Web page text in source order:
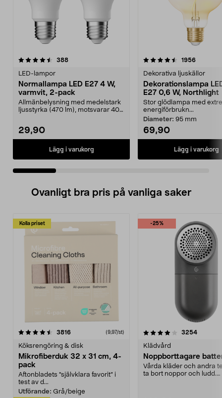
388recensioner
LED-lampor
Normallampa LED E27 4 W,
varmvit, 2-pack
Allmänbelysning med medelstark
ljusstyrka (470 lm), motsvarar 40
29,90
Lägg i varukorg
4.5 av 5 stjärnor 1956
Dekorativa ljuskällor
Dekorationslampa
E27 0,6 W, Northlight
Stor glödlampa med
energiförbrukn...
Diameter: 95 mm
69,90
Lägg i varukorg
4.5 av 5 stjärnor
Ovanligt bra pris på vanliga saker
Kolla priset
3816recensioner (9,97/st)
Köksrengöring & disk
Mikrofiberduk 32 x 31 cm, 4-
pack
Aftonbladets "självklara favorit” i
test av d...
Utförande: Grå/beige
-25%
4.0av 5 stjärnor 3254
Klädvård
Noppborttagare
Vårda kläder och andra
ta bort noppor och ludd.
4.5av 5 stjärnor